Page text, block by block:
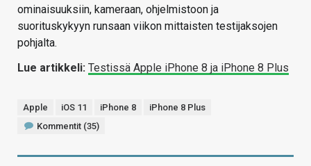
ominaisuuksiin, kameraan, ohjelmistoon ja
suorituskykyyn runsaan viikon mittaisten testijaksojen
pohjalta.
Lue artikkeli: Testissä Apple iPhone 8 ja iPhone 8 Plus
Apple iOS 11 iPhone 8
iPhone 8 Plus
Kommentit (35)